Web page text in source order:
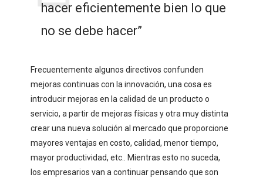
hacer eficientemente bien lo que
no se debe hacer”
Frecuentemente algunos directivos confunden
mejoras continuas con la innovación, una cosa es
introducir mejoras en la calidad de un producto o
servicio, a partir de mejoras físicas y otra muy distinta
crear una nueva solución al mercado que proporcione
mayores ventajas en costo, calidad, menor tiempo,
mayor productividad, etc.. Mientras esto no suceda,
los empresarios van a continuar pensando que son